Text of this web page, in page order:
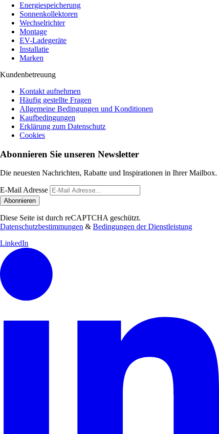
Energiespeicherung
Sonnenkollektoren
Wechselrichter
Montage
EV-Ladegeräte
Installatie
Marken
Kundenbetreuung
Kontakt aufnehmen
Häufig gestellte Fragen
Allgemeine Bedingungen und Konditionen
Kaufbedingungen
Erklärung zum Datenschutz
Cookies
Abonnieren Sie unseren Newsletter
Die neuesten Nachrichten, Rabatte und Inspirationen in Ihrer Mailbox.
E-Mail Adresse
Abonnieren
Diese Seite ist durch reCAPTCHA geschützt.
Datenschutzbestimmungen & Bedingungen der Dienstleistung
LinkedIn